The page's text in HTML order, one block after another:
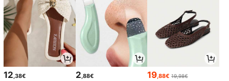
12,38€ 2,88€ 19,88€ 19,98€